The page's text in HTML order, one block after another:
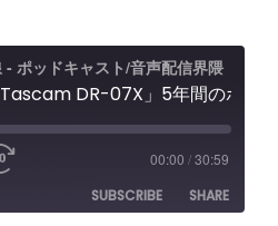
- ポッドキャスト/音声配信界隈
00:00 /30:59
SUBSCRIBE
SHARE